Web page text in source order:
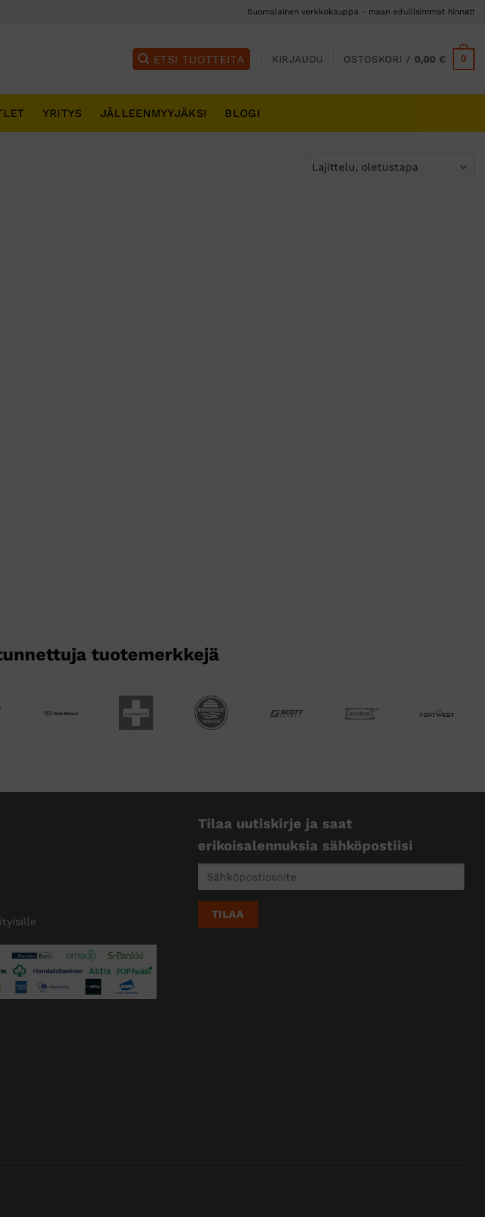
Suomalainen verkkokauppa - maan edullisimmat hinnat!
KIRJAUDU OSTOSKORI / 0,00€ 0
YRITYS JÄLLEENMYYJÄKSI BLOGI
tuotemerkkejä
Tilaa uutiskirje ja saat
erikoisalennuksia sähköpostiisi